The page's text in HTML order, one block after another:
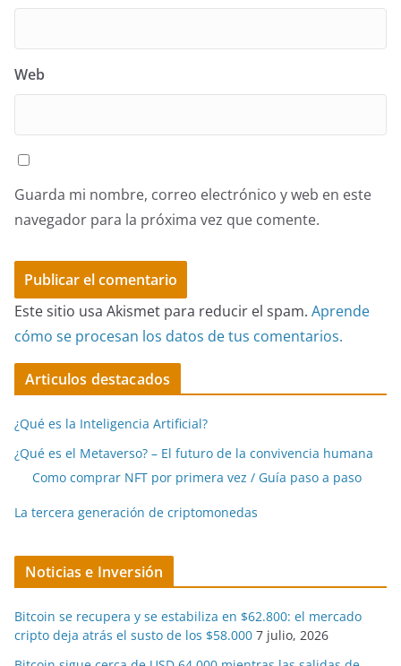
Web
Guarda mi nombre, correo electrónico y web en este
navegador para la próxima vez que comente.
Este sitio usa Akismet para reducir el spam. Aprende
cómo se procesan los datos de tus comentarios.
Articulos destacados
¿Qué es la Inteligencia Artificial?
¿Qué es el Metaverso? – El futuro de la convivencia humana
Como comprar NFT por primera vez / Guía paso a paso
La tercera generación de criptomonedas
Noticias e Inversión
Bitcoin se recupera y se estabiliza en $62.800: el mercado
cripto deja atrás el susto de los $58.000 7 julio, 2026